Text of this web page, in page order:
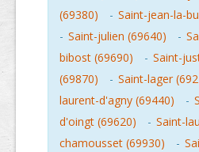
(69380)
- Saint-jean-la-
- Saint-julien (69640) -
bibost (69690)
- Saint-
(69870)
- Saint-lager
laurent-d'agny (69440)
-
d'oingt (69620)
- Saint-
chamousset (69930)
-